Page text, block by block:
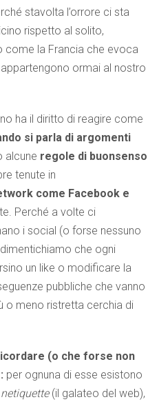
stavolta l’orrore ci sta
rispetto al solito,
come la Francia che evoca
ormai al nostro
ha il diritto di reagire come
si parla di argomenti
alcune regole di buonsenso
tenute in
come Facebook e
Perché a volte ci
i social (o forse nessuno
che ogni
un like o modificare la
pubbliche che vanno
o meno ristretta cerchia di
(o che forse non
per ognuna di esse esistono
netiquette(il galateo del web),